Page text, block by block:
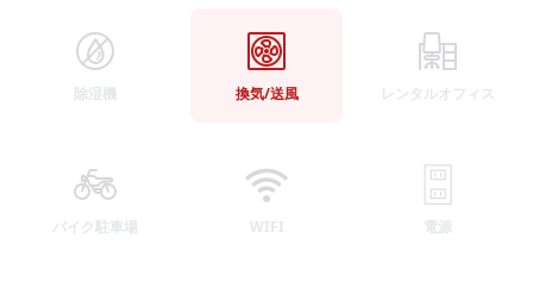
除湿機 換気/送風 レンタルオフィス
バイク駐車場 WIFI 電源